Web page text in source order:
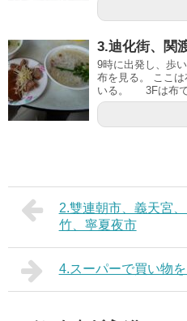
3.迪化街、関
9時に出発し、歩
布を見る。 ここ
いる。 3Fは布で
2.雙連朝市、義天宮
竹、寧夏夜市
4.スーパーで買い物